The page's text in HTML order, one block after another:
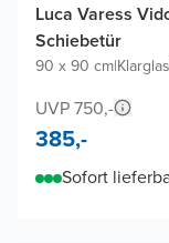
Luca Varess
Schiebetür
90 x 90 cm|Klarglas
UVP 750,-
385,-
Sofort